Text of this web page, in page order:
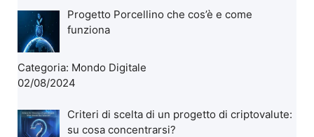
Progetto Porcellino che cos’è e come
funziona
Categoria: Mondo Digitale
02/08/2024
Criteri di scelta di un progetto di criptovalute:
su cosa concentrarsi?